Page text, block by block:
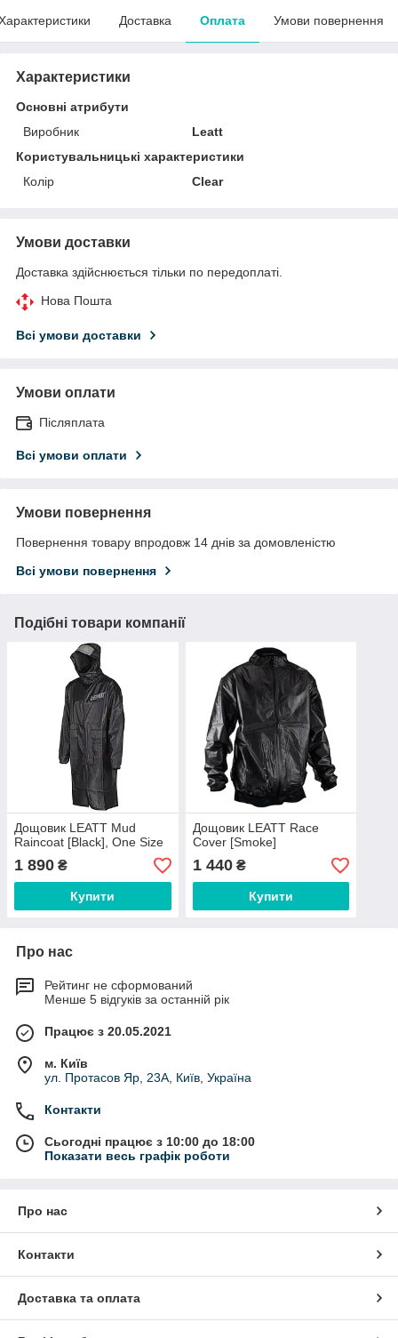
Доставка Оплата Умови повернення
Характеристики
Основні атрибути
Виробник
Leatt
Користувальницькі характеристики
Колір
Clear
Умови доставки
Доставка здійснюється тільки по передоплаті.
Нова Пошта
Всі умови доставки
Умови оплати
Післяплата
Всі умови оплати
Умови повернення
Повернення товару впродовж 14 днів за домовленістю
Всі умови повернення
Подібні товари компанії
Дощовик LEATT Mud
Raincoat [Black], One Size
1 890 ₴
Купити
Дощовик LEATT Race
Cover [Smoke]
1 440₴
Купити
Про нас
Рейтинг не сформований
Менше 5 відгуків за останній рік
Працює з 20.05.2021
м. Київ
ул. Протасов Яр, 23А, Київ, Україна
Контакти
Сьогодні працює з 10:00 до 18:00
Показати весь графік роботи
Про нас
Контакти
Доставка та оплата